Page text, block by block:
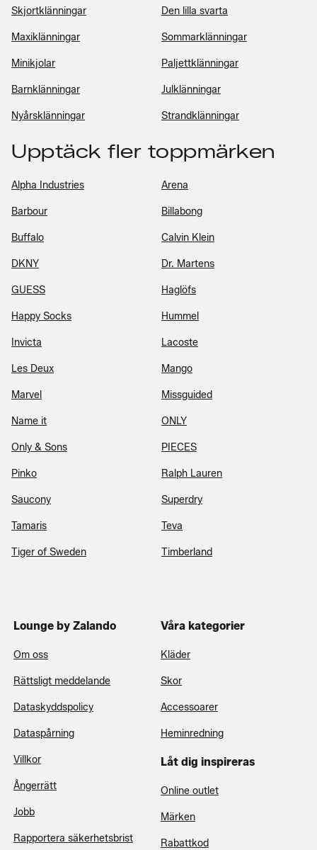
Skjortklänningar Den lilla svarta
Maxiklänningar Sommarklänningar
Minikjolar Paljettklänningar
Barnklänningar Julklänningar
Nyårsklänningar Strandklänningar
Upptäck fler toppmärken
Alpha Industries Arena
Barbour Billabong
Buffalo Calvin Klein
DKNY Dr. Martens
GUESS Haglöfs
Happy Socks Hummel
Invicta Lacoste
Les Deux Mango
Marvel Missguided
Name it ONLY
Only & Sons PIECES
Pinko Ralph Lauren
Saucony Superdry
Tamaris Teva
Tiger of Sweden Timberland
Lounge by Zalando
Om oss
Rättsligt meddelande
Dataskyddspolicy
Dataspårning
Villkor
Ångerrätt
Jobb
Rapportera säkerhetsbrist
Våra kategorier
Kläder
Skor
Accessoarer
Heminredning
Låt dig inspireras
Online outlet
Märken
Rabattkod